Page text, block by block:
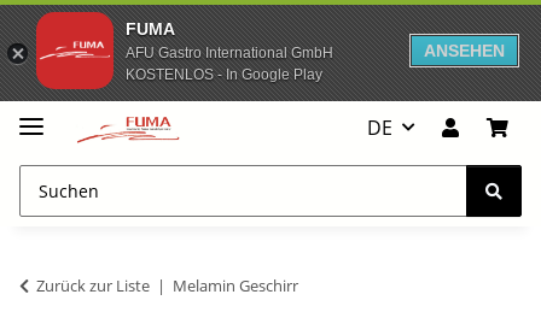
FUMA
AFU Gastro International GmbH
KOSTENLOS - In Google Play
ANSEHEN
DE
Zurück zur Liste Melamin Geschirr